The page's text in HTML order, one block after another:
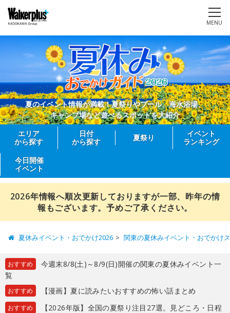
MENU
夏のイベント情報が満載！夏祭りやプール、海水浴場、
キャンプ場など遊べるスポットを大紹介
エリア
から探す
日付
から探す
夏祭り
イベント
ランキング
今日開催
イベント
2026年情報へ順次更新しておりますが一部、昨年の情
報もございます。予めご了承ください。
夏休みイベント・おでかけ2026 関東の夏休みイベント・おでかけ
おすすめ
今週末8/8(土)～8/9(日)開催の関東の夏休みイベント一
覧
おすすめ 【漫画】夏に読みたいおすすめの怖い話まとめ
おすすめ
【2026年版】全国の夏祭り注目27選。見どころ・日程